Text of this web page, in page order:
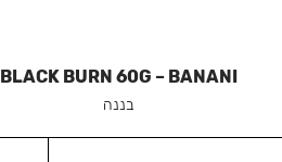
BLACK BURN 60G – BANANI
בננה